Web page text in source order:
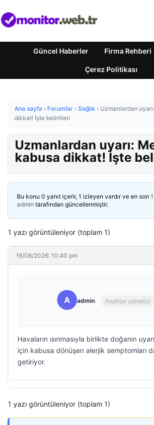
Güncel Haberler Firma Rehberi
Çerez Politikası
Ana sayfa › Forumlar › Sağlık › Uzmanlardan
dikkat! İşte belirtileri
Uzmanlardan uyarı:
kabusa dikkat! İşte
Bu konu 0 yanıt içerir, 1 izleyen vardır ve en son
admin tarafından güncellenmiştir.
1 yazı görüntüleniyor (toplam 1)
16/06/2026: 10:40 pm
A admin Anahtar yönetici
Havaların ısınmasıyla birlikte doğanın
için kabusa dönüşen alerjik semptomları
getiriyor.
1 yazı görüntüleniyor (toplam 1)